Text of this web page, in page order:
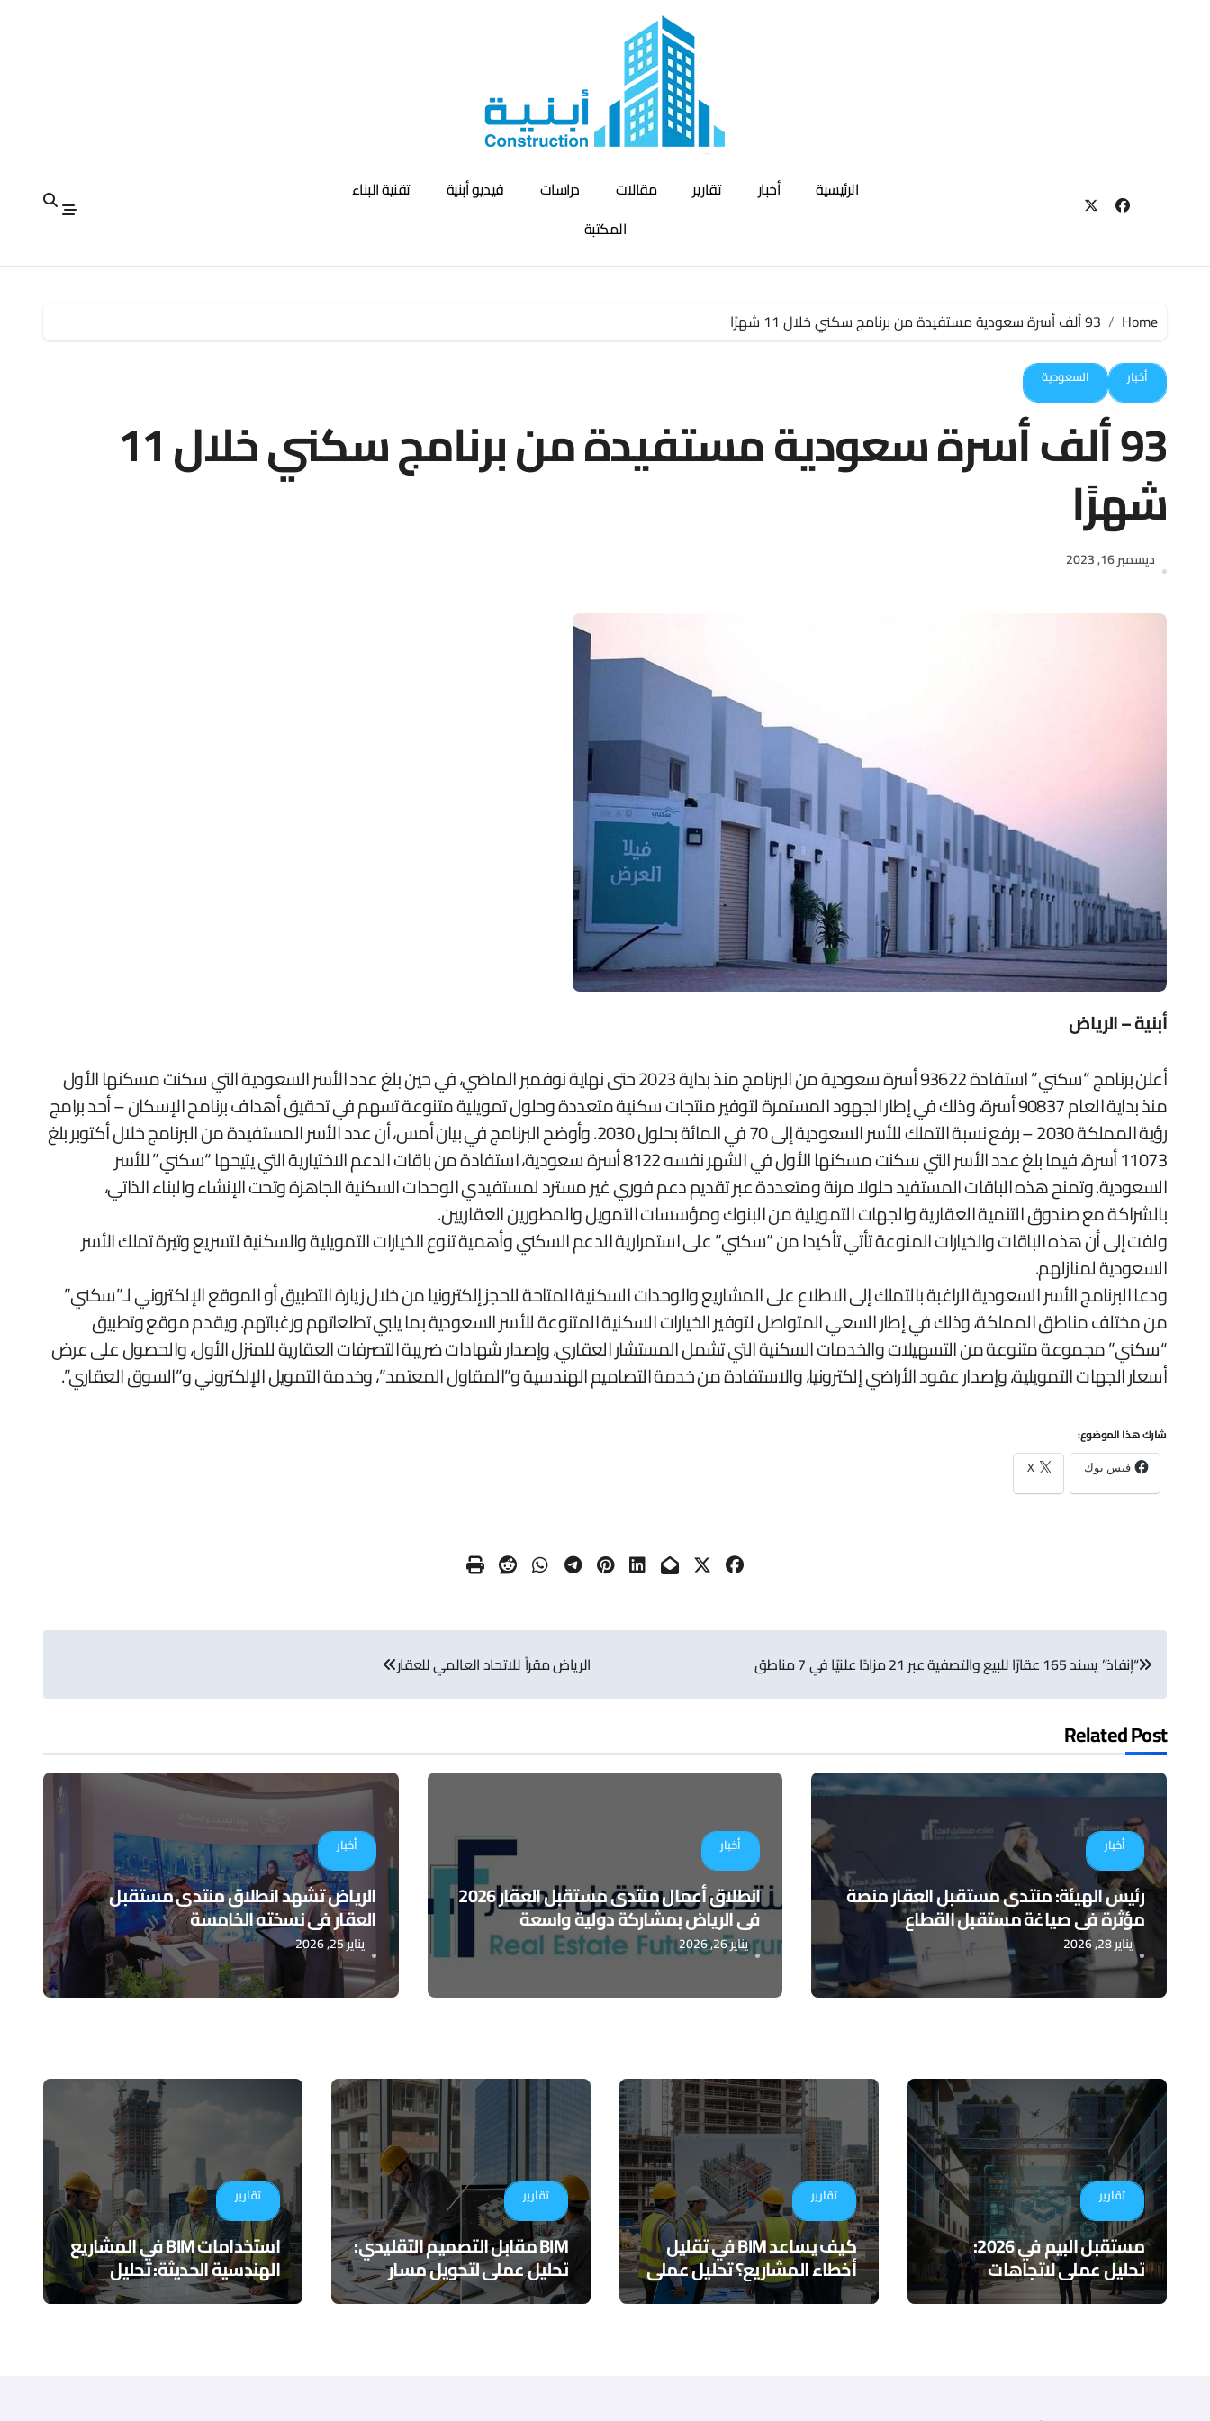
الرئيسية أخبار تقارير مقالات دراسات فيديو أبنية
تقنية البناء
المكتبة
Home 93 ألف أسرة سعودية مستفيدة من برنامج سكني خلال 11 شهرًا
أخبار السعودية
93 ألف أسرة سعودية مستفيدة من برنامج سكني خلال 11
شهرًا
ديسمبر 16, 2023
أبنية – الرياض
أعلن برنامج “سكني” استفادة 93622 أسرة سعودية من البرنامج منذ بداية 2023 حتى نهاية نوفمبر الماضي، في حين بلغ عدد الأسر السعودية التي سكنت مسكنها الأول
منذ بداية العام 90837 أسرة، وذلك في إطار الجهود المستمرة لتوفير منتجات سكنية متعددة وحلول تمويلية متنوعة تسهم في تحقيق أهداف برنامج الإسكان – أحد برامج
رؤية المملكة 2030 – برفع نسبة التملك للأسر السعودية إلى 70 في المائة بحلول 2030. وأوضح البرنامج في بيان أمس، أن عدد الأسر المستفيدة من البرنامج خلال أكتوبر بلغ
11073 أسرة، فيما بلغ عدد الأسر التي سكنت مسكنها الأول في الشهر نفسه 8122 أسرة سعودية، استفادة من باقات الدعم الاختيارية التي يتيحها “سكني” للأسر
السعودية. وتمنح هذه الباقات المستفيد حلولا مرنة ومتعددة عبر تقديم دعم فوري غير مسترد لمستفيدي الوحدات السكنية الجاهزة وتحت الإنشاء والبناء الذاتي،
بالشراكة مع صندوق التنمية العقارية والجهات التمويلية من البنوك ومؤسسات التمويل والمطورين العقاريين.
ولفت إلى أن هذه الباقات والخيارات المنوعة تأتي تأكيدا من “سكني” على استمرارية الدعم السكني وأهمية تنوع الخيارات التمويلية والسكنية لتسريع وتيرة تملك الأسر
السعودية لمنازلهم.
ودعا البرنامج الأسر السعودية الراغبة بالتملك إلى الاطلاع على المشاريع والوحدات السكنية المتاحة للحجز إلكترونيا من خلال زيارة التطبيق أو الموقع الإلكتروني لـ”سكني”
من مختلف مناطق المملكة، وذلك في إطار السعي المتواصل لتوفير الخيارات السكنية المتنوعة للأسر السعودية بما يلبي تطلعاتهم ورغباتهم. ويقدم موقع وتطبيق
“سكني” مجموعة متنوعة من التسهيلات والخدمات السكنية التي تشمل المستشار العقاري، وإصدار شهادات ضريبة التصرفات العقارية للمنزل الأول، والحصول على عرض
أسعار الجهات التمويلية، وإصدار عقود الأراضي إلكترونيا، والاستفادة من خدمة التصاميم الهندسية و”المقاول المعتمد”، وخدمة التمويل الإلكتروني و”السوق العقاري”.
شارك هذا الموضوع:
فيس بوك X
تصفّح
المقالات
“إنفاذ” يسند 165 عقارًا للبيع والتصفية عبر 21 مزادًا علنيًا في 7 مناطق الرياض مقراً للاتحاد العالمي للعقار
Related Post
أخبار
رئيس الهيئة: منتدى مستقبل العقار منصة
مؤثرة في صياغة مستقبل القطاع
يناير 28, 2026
أخبار
انطلاق أعمال منتدى مستقبل العقار 2026
في الرياض بمشاركة دولية واسعة
يناير 26, 2026
أخبار
الرياض تشهد انطلاق منتدى مستقبل
العقار في نسخته الخامسة
يناير 25, 2026
تقارير
مستقبل البيم في 2026:
تحليل عملي لاتجاهات
التكامل والذكاء الاصطناعي
تقارير
كيف يساعد BIM في تقليل
أخطاء المشاريع؟ تحليل عملي
لأدوات التنسيق الرقمي
تقارير
BIM مقابل التصميم التقليدي:
تحليل عملي لتحويل مسار
المشاريع الهندسية
تقارير
استخدامات BIM في المشاريع
الهندسية الحديثة: تحليل
عملي يتجاوز النمذجة